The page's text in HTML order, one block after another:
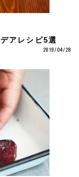
アレシピ5選
2019/04/28